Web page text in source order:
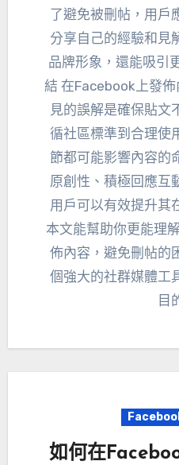
了避免被刪帖，用戶
分享自己的經驗和見
品牌形象，還能吸引
結 在Facebook上發
見的誤解是確保貼文
循社區標準到合理使
節都可能影響內容的
原創性、積極回應互
用戶可以有效提升其
本文能幫助你更能理
佈內容，避免刪帖的
個強大的社群媒體工
目
如何在